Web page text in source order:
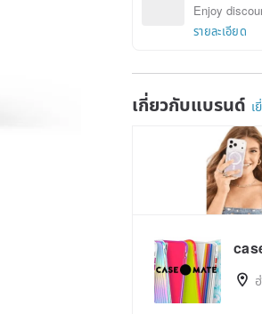
Enjoy
รายละเอียด
เกี่ยวกับแบรนด์